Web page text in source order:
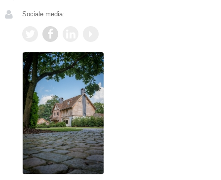
Sociale media: